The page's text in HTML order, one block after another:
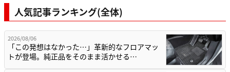
人気記事ランキング(全体)
2026/08/06
「この発想はなかった…」革新的なフロアマッ
トが登場。純正品をそのまま活かせる…